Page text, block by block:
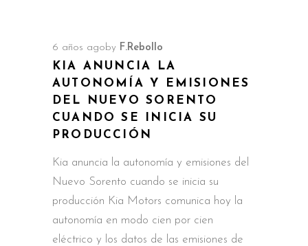
6 años ago by F.Rebollo
KIA ANUNCIA LA
AUTONOMÍA Y EMISIONES
DEL NUEVO SORENTO
CUANDO SE INICIA SU
PRODUCCIÓN
Kia anuncia la autonomía y emisiones del
Nuevo Sorento cuando se inicia su
producción Kia Motors comunica hoy la
autonomía en modo cien por cien
eléctrico y los datos de las emisiones de